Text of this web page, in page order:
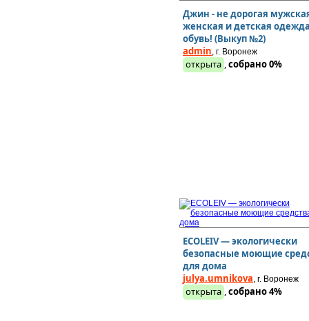
Джин - не дорогая
женская и детская
обувь! (Выкуп №2)
admin, г. Воронеж
открыта ,собрано 0%
ECOLEIV — экологически
безопасные моющие
для дома
julya.umnikova, г. Воронеж
открыта ,собрано 4%